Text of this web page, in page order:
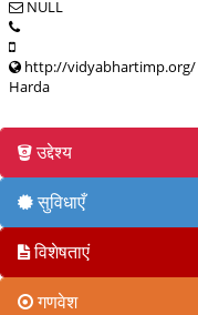
NULL
http://vidyabhartimp.org/
Harda
उद्देश्य
सुविधाएँ
विशेषताएं
गणवेश